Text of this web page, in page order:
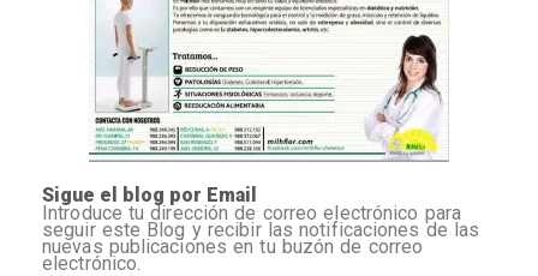
Sigue el blog por Email
Introduce tu dirección de correo electrónico para
seguir este Blog y recibir las notificaciones de las
nuevas publicaciones en tu buzón de correo
electrónico.